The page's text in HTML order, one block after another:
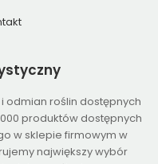
odmian roślin dostępnych
produktów dostępnych
w sklepie firmowym w
największy wybór